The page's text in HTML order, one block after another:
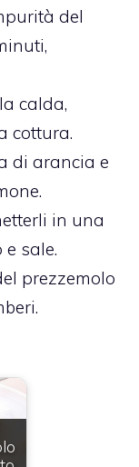
del
calda,
cottura.
di arancia e
in una
sale.
prezzemolo